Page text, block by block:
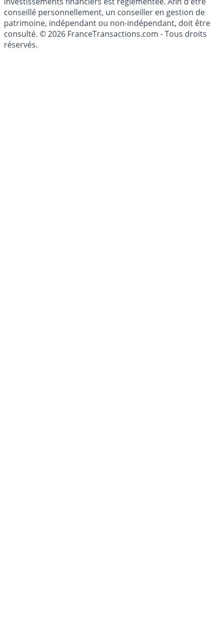
conseillé personnellement, un conseiller en gestion de
patrimoine, indépendant ou non-indépendant, doit être
consulté. © 2026 FranceTransactions.com - Tous droits
réservés.